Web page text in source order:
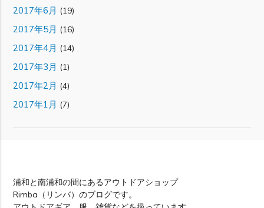
2017年6月 (19)
2017年5月 (16)
2017年4月 (14)
2017年3月 (1)
2017年2月 (4)
2017年1月 (7)
浦和と南浦和の間にあるアウトドアショップ
Rimba（リンバ）のブログです。